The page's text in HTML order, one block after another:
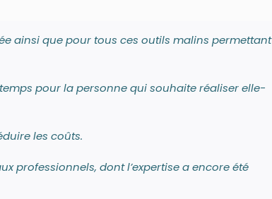
ainsi que pour tous ces outils malins permettant
pour la personne qui souhaite réaliser elle-
les coûts.
professionnels, dont l’expertise a encore été